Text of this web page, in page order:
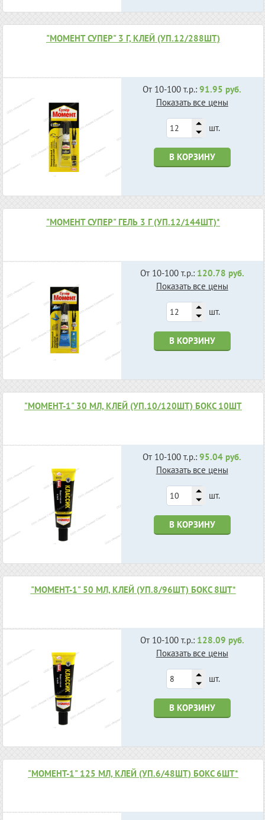
"МОМЕНТ СУПЕР" 3 Г, КЛЕЙ (УП.12/288ШТ)
От 10-100 т.р.:91.95 руб.
Показать все цены
шт.
В КОРЗИНУ
"МОМЕНТ СУПЕР" ГЕЛЬ 3 Г (УП.12/144ШТ)*
От 10-100 т.р.: 120.78 руб.
Показать все цены
шт.
В КОРЗИНУ
"МОМЕНТ-1" 30 МЛ, КЛЕЙ (УП.10/120ШТ) БОКС 10ШТ
От 10-100 т.р.:95.04 руб.
Показать все цены
шт.
В КОРЗИНУ
"МОМЕНТ-1" 50 МЛ, КЛЕЙ (УП.8/96ШТ) БОКС 8ШТ*
От 10-100 т.р.: 128.09 руб.
Показать все цены
шт.
В КОРЗИНУ
"МОМЕНТ-1" 125 МЛ, КЛЕЙ (УП.6/48ШТ) БОКС 6ШТ*